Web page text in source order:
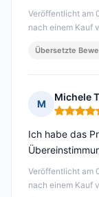
Veröffentlicht am
nach einem Kauf
Übersetzte
M
Michele
Hinweis:
Veröffentlicht am
nach einem Kauf
Ich habe das